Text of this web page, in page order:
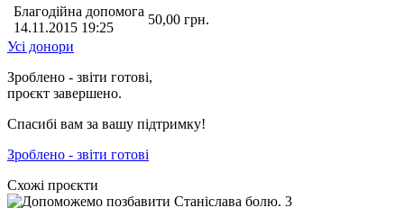
Благодійна допомога
14.11.2015 19:25
50,00 грн.
Усі донори
Зроблено - звіти готові,
проєкт завершено.
Спасибі вам за вашу підтримку!
Зроблено - звіти готові
Схожі проєкти